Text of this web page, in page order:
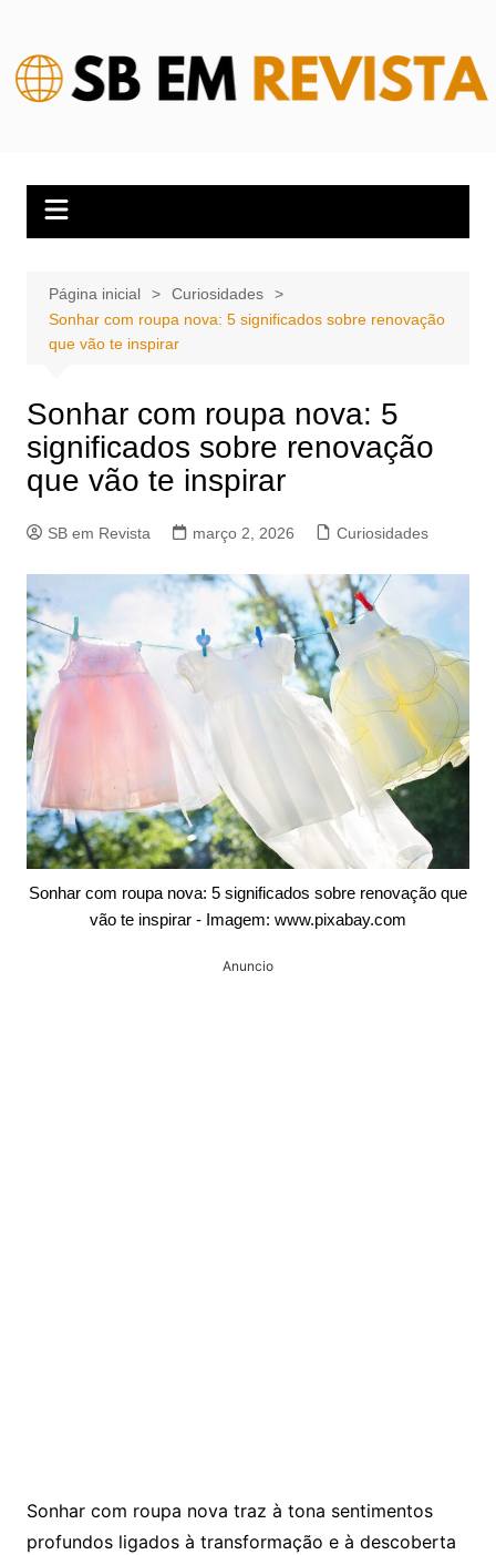
conteúdo
Página inicial
Curiosidades
Sonhar com roupa nova: 5 significados sobre renovação
que vão te inspirar
Sonhar com roupa nova: 5
significados sobre renovação
que vão te inspirar
SB em Revista março 2, 2026 Curiosidades
Sonhar com roupa nova: 5 significados sobre renovação que
vão te inspirar - Imagem: www.pixabay.com
Anuncio
Sonhar com roupa nova traz à tona sentimentos
profundos ligados à transformação e à descoberta